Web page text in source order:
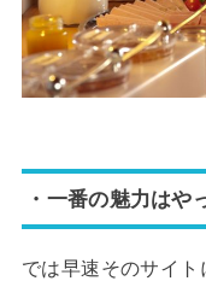
・一番の魅力はや
では早速そのサイト